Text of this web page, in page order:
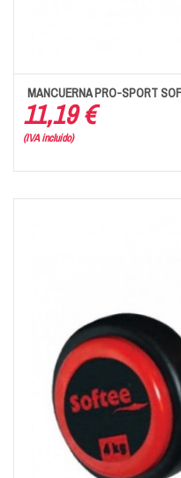
MANCUERNA PRO-SPORT
11,19 €
(IVA incluido)